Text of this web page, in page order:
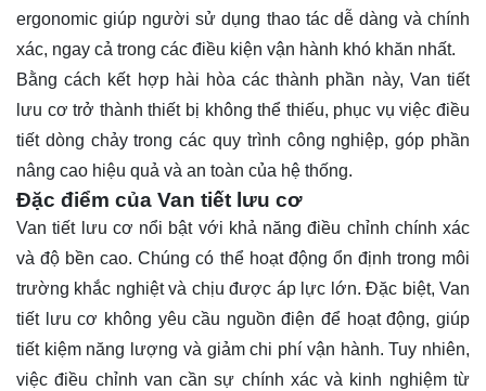
ergonomic giúp người sử dụng thao tác dễ dàng và chính
xác, ngay cả trong các điều kiện vận hành khó khăn nhất.
Bằng cách kết hợp hài hòa các thành phần này, Van tiết
lưu cơ trở thành thiết bị không thể thiếu, phục vụ việc điều
tiết dòng chảy trong các quy trình công nghiệp, góp phần
nâng cao hiệu quả và an toàn của hệ thống.
Đặc điểm của Van tiết lưu cơ
Van tiết lưu cơ nổi bật với khả năng điều chỉnh chính xác
và độ bền cao. Chúng có thể hoạt động ổn định trong môi
trường khắc nghiệt và chịu được áp lực lớn. Đặc biệt, Van
tiết lưu cơ không yêu cầu nguồn điện để hoạt động, giúp
tiết kiệm năng lượng và giảm chi phí vận hành. Tuy nhiên,
việc điều chỉnh van cần sự chính xác và kinh nghiệm từ